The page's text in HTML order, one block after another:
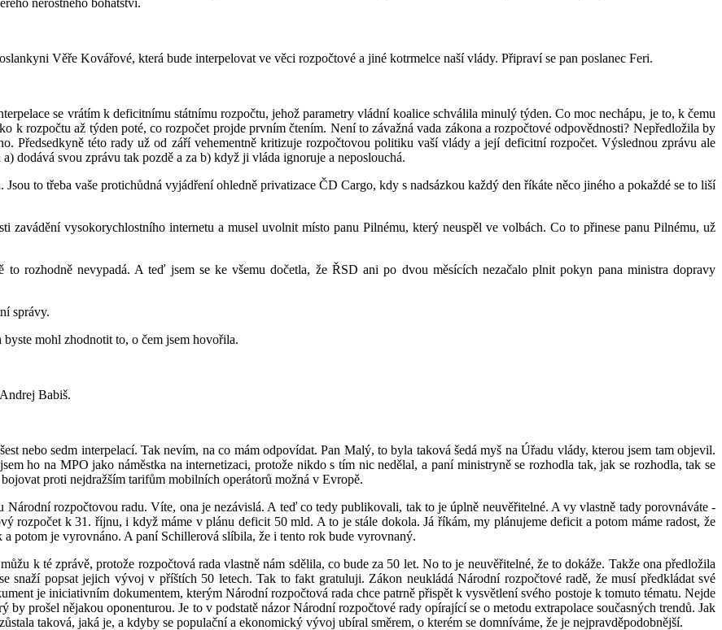
Věře Kovářové, která bude interpelovat ve věci rozpočtové a jiné kotrmelce naší vlády. Připraví se pan poslanec Feri.
se vrátím k deficitnímu státnímu rozpočtu, jehož parametry vládní koalice schválila minulý týden. Co moc nechápu, je to, k čemu
k rozpočtu až týden poté, co rozpočet projde prvním čtením. Není to závažná vada zákona a rozpočtové odpovědnosti? Nepředložila by
Předsedkyně této rady už od září vehementně kritizuje rozpočtovou politiku vaší vlády a její deficitní rozpočet. Výslednou zprávu ale
dodává svou zprávu tak pozdě a za b) když ji vláda ignoruje a neposlouchá.
to třeba vaše protichůdná vyjádření ohledně privatizace ČD Cargo, kdy s nadsázkou každý den říkáte něco jiného a pokaždé se to liší
zavádění vysokorychlostního internetu a musel uvolnit místo panu Pilnému, který neuspěl ve volbách. Co to přinese panu Pilnému, už
rozhodně nevypadá. A teď jsem se ke všemu dočetla, že ŘSD ani po dvou měsících nezačalo plnit pokyn pana ministra dopravy
správy.
mohl zhodnotit to, o čem jsem hovořila.
Babiš.
nebo sedm interpelací. Tak nevím, na co mám odpovídat. Pan Malý, to byla taková šedá myš na Úřadu vlády, kterou jsem tam objevil.
ho na MPO jako náměstka na internetizaci, protože nikdo s tím nic nedělal, a paní ministryně se rozhodla tak, jak se rozhodla, tak se
proti nejdražším tarifům mobilních operátorů možná v Evropě.
rozpočtovou radu. Víte, ona je nezávislá. A teď co tedy publikovali, tak to je úplně neuvěřitelné. A vy vlastně tady porovnáváte -
rozpočet k 31. říjnu, i když máme v plánu deficit 50 mld. A to je stále dokola. Já říkám, my plánujeme deficit a potom máme radost, že
potom je vyrovnáno. A paní Schillerová slíbila, že i tento rok bude vyrovnaný.
k té zprávě, protože rozpočtová rada vlastně nám sdělila, co bude za 50 let. No to je neuvěřitelné, že to dokáže. Takže ona předložila
snaží popsat jejich vývoj v příštích 50 letech. Tak to fakt gratuluji. Zákon neukládá Národní rozpočtové radě, že musí předkládat své
je iniciativním dokumentem, kterým Národní rozpočtová rada chce patrně přispět k vysvětlení svého postoje k tomuto tématu. Nejde
by prošel nějakou oponenturou. Je to v podstatě názor Národní rozpočtové rady opírající se o metodu extrapolace současných trendů. Jak
taková, jaká je, a kdyby se populační a ekonomický vývoj ubíral směrem, o kterém se domníváme, že je nejpravděpodobnější.